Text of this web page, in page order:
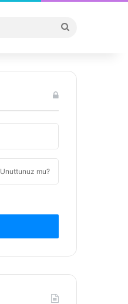
...
Unuttunuz mu?